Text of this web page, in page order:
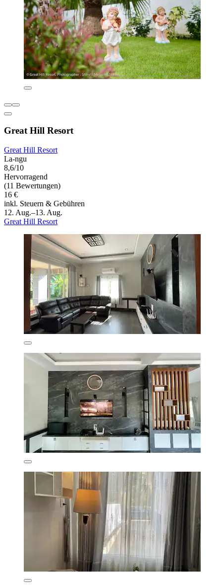
Great Hill Resort
Great Hill Resort
La-ngu
8,6/10
Hervorragend
(11 Bewertungen)
16 €
inkl. Steuern & Gebühren
12. Aug.–13. Aug.
Great Hill Resort